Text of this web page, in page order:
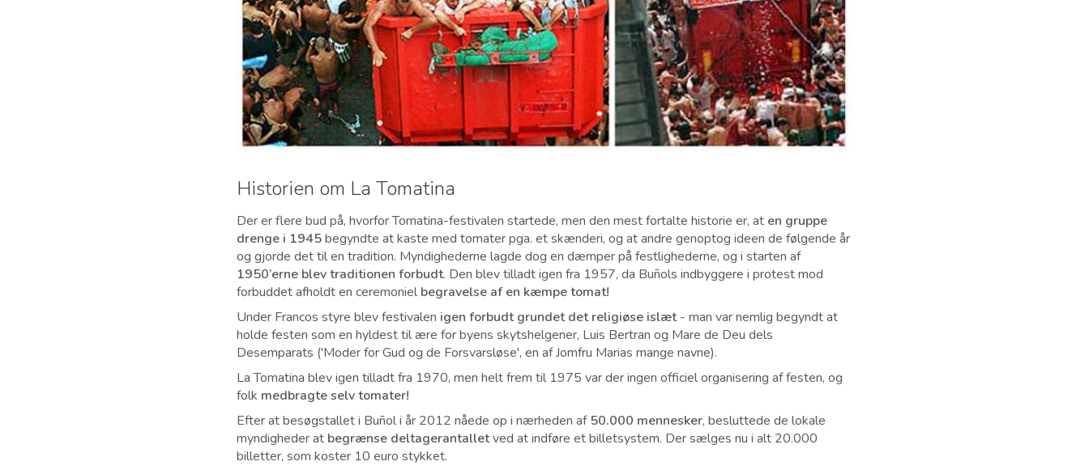
Historien om La Tomatina
Der er flere bud på, hvorfor Tomatina-festivalen startede, men den mest fortalte historie er, at en gruppe
drenge i 1945begyndte at kaste med tomater pga. et skænderi, og at andre genoptog ideen de følgende år
og gjorde det til en tradition. Myndighederne lagde dog en dæmper på festlighederne, og i starten af
1950’erne blev traditionen forbudt. Den blev tilladt igen fra 1957, da Buñols indbyggere i protest mod
forbuddet afholdt en ceremoniel begravelse af en kæmpe tomat!
Under Francos styre blev festivalen igen forbudt grundet det religiøse islæt- man var nemlig begyndt at
holde festen som en hyldest til ære for byens skytshelgener, Luis Bertran og Mare de Deu dels
Desemparats ('Moder for Gud og de Forsvarsløse', en af Jomfru Marias mange navne).
La Tomatina blev igen tilladt fra 1970, men helt frem til 1975 var der ingen officiel organisering af festen, og
folk medbragte selv tomater!
Efter at besøgstallet i Buñol i år 2012 nåede op i nærheden af 50.000 mennesker, besluttede de lokale
myndigheder at begrænse deltagerantalletved at indføre et billetsystem. Der sælges nu i alt 20.000
billetter, som koster 10 euro stykket.